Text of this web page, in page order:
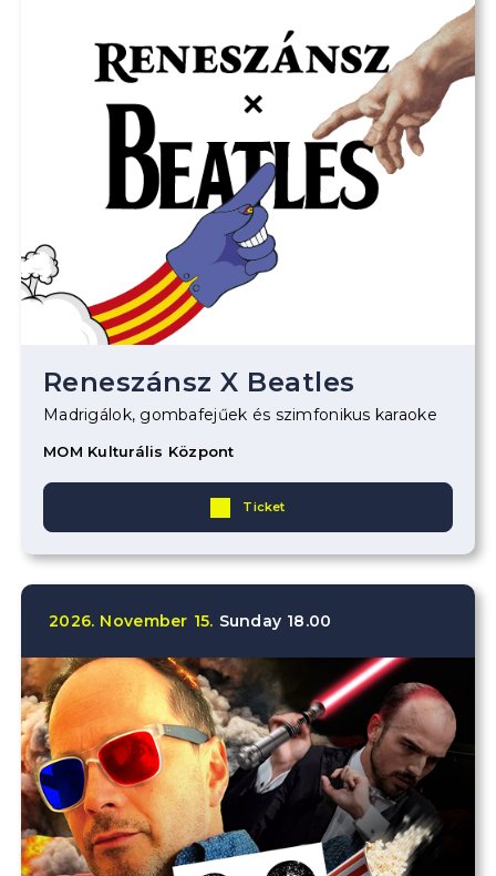
Reneszánsz X Beatles
Madrigálok, gombafejűek és szimfonikus karaoke
MOM Kulturális Központ
Ticket
2026. November 15. Sunday 18.00